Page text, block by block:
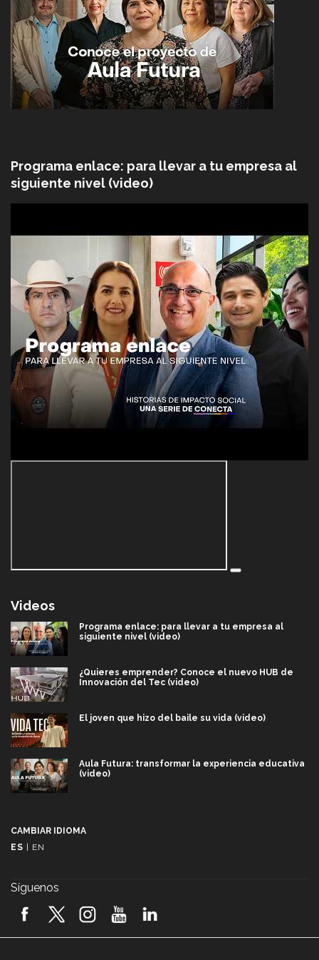
Programa enlace: para llevar a tu empresa al
siguiente nivel (video)
Videos
Programa enlace: para llevar a tu empresa al
siguiente nivel (video)
¿Quieres emprender? Conoce el nuevo HUB de
Innovación del Tec (video)
El joven que hizo del baile su vida (video)
Aula Futura: transformar la experiencia educativa
(video)
2026! (video)
CAMBIAR IDIOMA
ES | EN
Síguenos